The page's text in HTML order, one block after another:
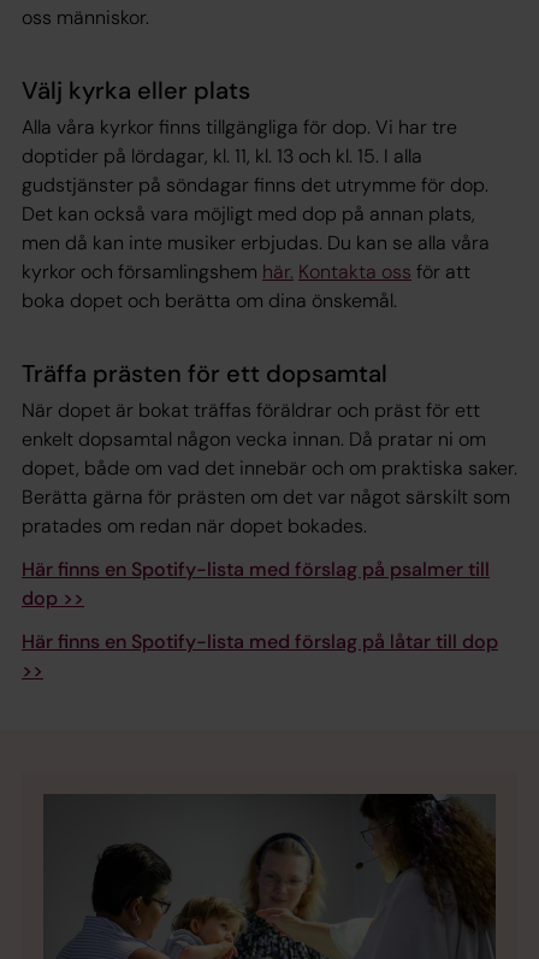
oss människor.
Välj kyrka eller plats
Alla våra kyrkor finns tillgängliga för dop. Vi har tre
doptider på lördagar, kl. 11, kl. 13 och kl. 15. I alla
gudstjänster på söndagar finns det utrymme för dop.
Det kan också vara möjligt med dop på annan plats,
men då kan inte musiker erbjudas. Du kan se alla våra
kyrkor och församlingshem här. Kontakta oss för att
boka dopet och berätta om dina önskemål.
Träffa prästen för ett dopsamtal
När dopet är bokat träffas föräldrar och präst för ett
enkelt dopsamtal någon vecka innan. Då pratar ni om
dopet, både om vad det innebär och om praktiska saker.
Berätta gärna för prästen om det var något särskilt som
pratades om redan när dopet bokades.
Här finns en Spotify-lista med förslag på psalmer till
dop >>
Här finns en Spotify-lista med förslag på låtar till dop
>>